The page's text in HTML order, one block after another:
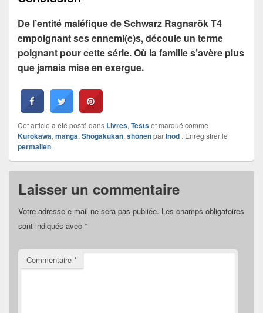
De l’entité maléfique de Schwarz Ragnarök T4
empoignant ses ennemi(e)s, découle un terme
poignant pour cette série. Où la famille s’avère plus
que jamais mise en exergue.
Cet article a été posté dans Livres, Testset marqué comme
Kurokawa, manga, Shogakukan, shônenparInod . Enregistrer le
permalien.
Laisser un commentaire
Votre adresse e-mail ne sera pas publiée. Les champs obligatoires
sont indiqués avec *
Commentaire *